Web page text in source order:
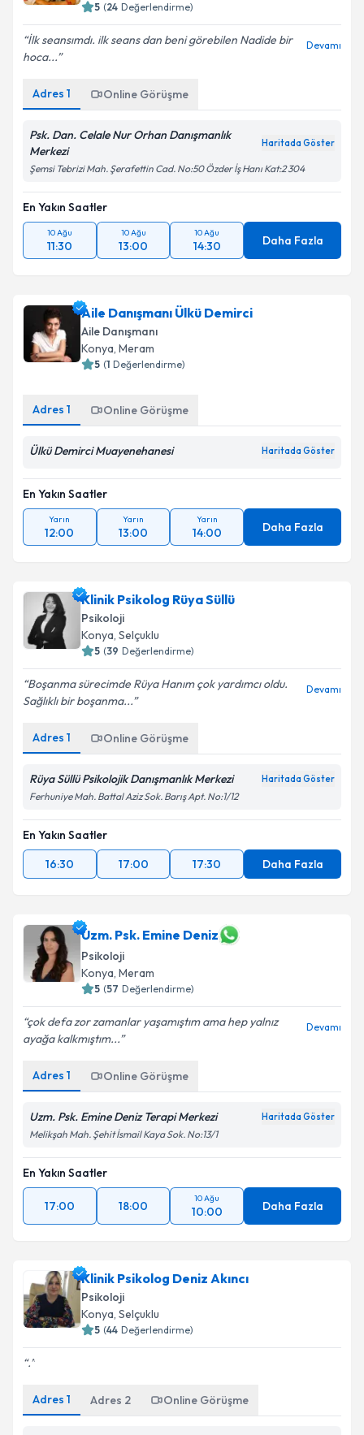
kapsamda işlenmesini kabul ediyorum.
Takvim Talebini Gönder
5 (24 Değerlendirme)
İlk seansımdı. ilk seans dan beni görebilen Nadide bir
hoca...
Devamı
Adres 1 Online Görüşme
Psk. Dan. Celale Nur Orhan Danışmanlık
Merkezi
Haritada Göster
Şemsi Tebrizi Mah. Şerafettin Cad. No:50 Özder İş Hanı Kat:2 304
En Yakın Saatler
10 Ağu
11:30
10 Ağu
13:00
10 Ağu
14:30 Daha Fazla
Aile Danışmanı Ülkü Demirci
Aile Danışmanı
Konya, Meram
5 (1 Değerlendirme)
Adres 1 Online Görüşme
Ülkü Demirci Muayenehanesi Haritada Göster
En Yakın Saatler
Yarın
12:00
Yarın
13:00
Yarın
14:00 Daha Fazla
Klinik Psikolog Rüya Süllü
Psikoloji
Konya, Selçuklu
5 (39 Değerlendirme)
Boşanma sürecimde Rüya Hanım çok yardımcı oldu.
Sağlıklı bir boşanma...
Devamı
Adres 1 Online Görüşme
Rüya Süllü Psikolojik Danışmanlık Merkezi Haritada Göster
Ferhuniye Mah. Battal Aziz Sok. Barış Apt. No:1/12
En Yakın Saatler
16:30
17:00 17:30 Daha Fazla
Uzm. Psk. Emine Deniz
Psikoloji
Konya, Meram
5 (57 Değerlendirme)
çok defa zor zamanlar yaşamıştım ama hep yalnız
ayağa kalkmıştım...
Devamı
Adres 1 Online Görüşme
Uzm. Psk. Emine Deniz Terapi Merkezi Haritada Göster
Melikşah Mah. Şehit İsmail Kaya Sok. No:13/1
En Yakın Saatler
17:00 18:00
10 Ağu
10:00 Daha Fazla
Klinik Psikolog Deniz Akıncı
Psikoloji
Konya, Selçuklu
5 (44 Değerlendirme)
.
Adres 1 Adres 2 Online Görüşme